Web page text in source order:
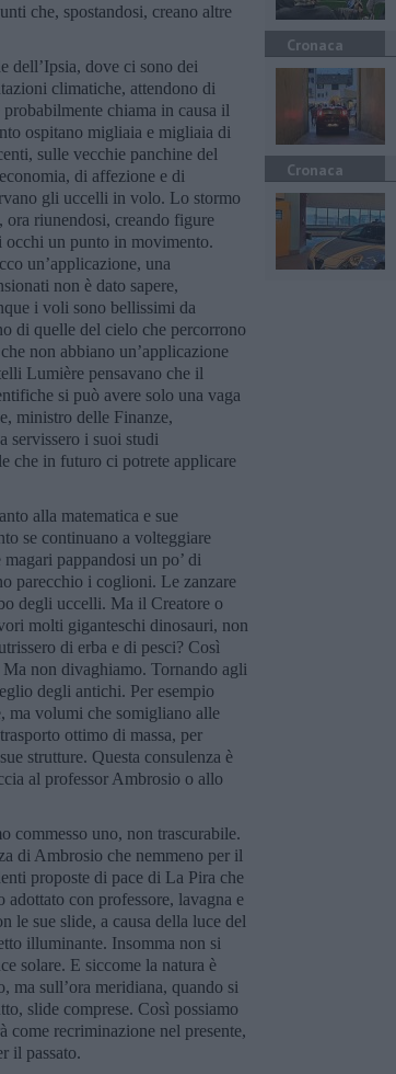
che, spostandosi, creano altre
dell’Ipsia, dove ci sono dei
climatiche, attendono di
chiama in causa il
ospitano migliaia e migliaia di
sulle vecchie panchine del
di affezione e di
gli uccelli in volo. Lo stormo
ora riunendosi, creando figure
occhi un punto in movimento.
un’applicazione, una
non è dato sapere,
i voli sono bellissimi da
di quelle del cielo che percorrono
non abbiano un’applicazione
Lumière pensavano che il
si può avere solo una vaga
ministro delle Finanze,
servissero i suoi studi
che in futuro ci potrete applicare
alla matematica e sue
se continuano a volteggiare
pappandosi un po’ di
parecchio i coglioni. Le zanzare
degli uccelli. Ma il Creatore o
molti giganteschi dinosauri, non
di erba e di pesci? Così
Ma non divaghiamo. Tornando agli
degli antichi. Per esempio
ma volumi che somigliano alle
ottimo di massa, per
strutture. Questa consulenza è
al professor Ambrosio o allo
commesso uno, non trascurabile.
di Ambrosio che nemmeno per il
proposte di pace di La Pira che
con professore, lavagna e
le sue slide, a causa della luce del
illuminante. Insomma non si
solare. E siccome la natura è
ma sull’ora meridiana, quando si
slide comprese. Così possiamo
come recriminazione nel presente,
il passato.
Cronaca
Cronaca